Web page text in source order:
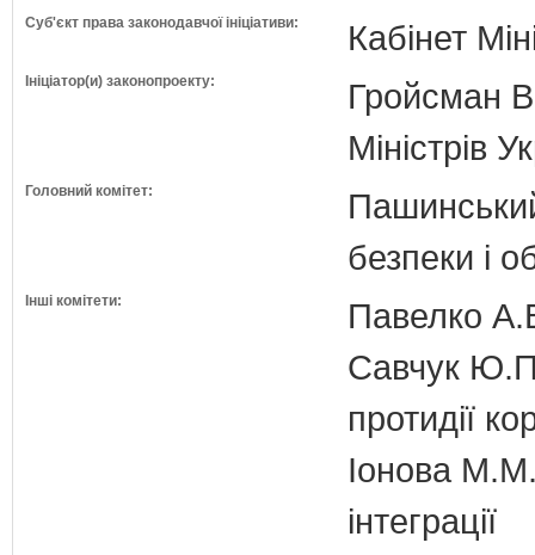
Суб'єкт права законодавчої ініціативи: Кабінет
Ініціатор(и) законопроекту:
Гройсман
Міністрів
Головний комітет:
безпеки і
Інші комітети:
Павелко
Савчук Ю.П.
протидії
Іонова М.М.
інтеграції